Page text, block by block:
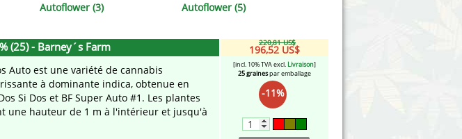
Söllner - Vadda's Marijuanabam
Strain Hunters Seedbank
Sumo Seeds
World of Seeds
CBD Chanvre Industriel
Autoflower (3) Autoflower (5)
(25) - Barney´s Farm
Auto est une variété de cannabis
à dominante indica, obtenue en
Si Dos et BF Super Auto #1. Les plantes
une hauteur de 1 m à l'intérieur et jusqu'à
220,81 US$
196,52 US$
[incl. 10% TVA excl. Livraison]
25 grainespar emballage
-11%